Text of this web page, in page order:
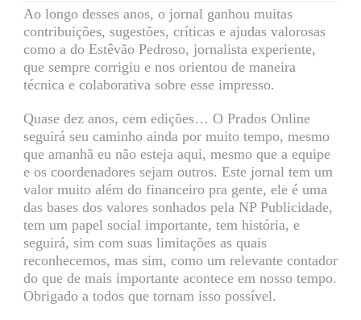
Ao longo desses anos, o jornal ganhou muitas
contribuições, sugestões, críticas e ajudas valorosas
como a do Estêvão Pedroso, jornalista experiente,
que sempre corrigiu e nos orientou de maneira
técnica e colaborativa sobre esse impresso.
Quase dez anos, cem edições… O Prados Online
seguirá seu caminho ainda por muito tempo, mesmo
que amanhã eu não esteja aqui, mesmo que a equipe
e os coordenadores sejam outros. Este jornal tem um
valor muito além do financeiro pra gente, ele é uma
das bases dos valores sonhados pela NP Publicidade,
tem um papel social importante, tem história, e
seguirá, sim com suas limitações as quais
reconhecemos, mas sim, como um relevante contador
do que de mais importante acontece em nosso tempo.
Obrigado a todos que tornam isso possível.